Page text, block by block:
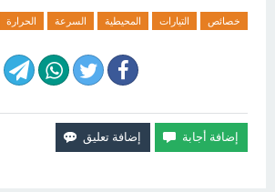
خصائص التيارات المحيطية السرعة الحرارة